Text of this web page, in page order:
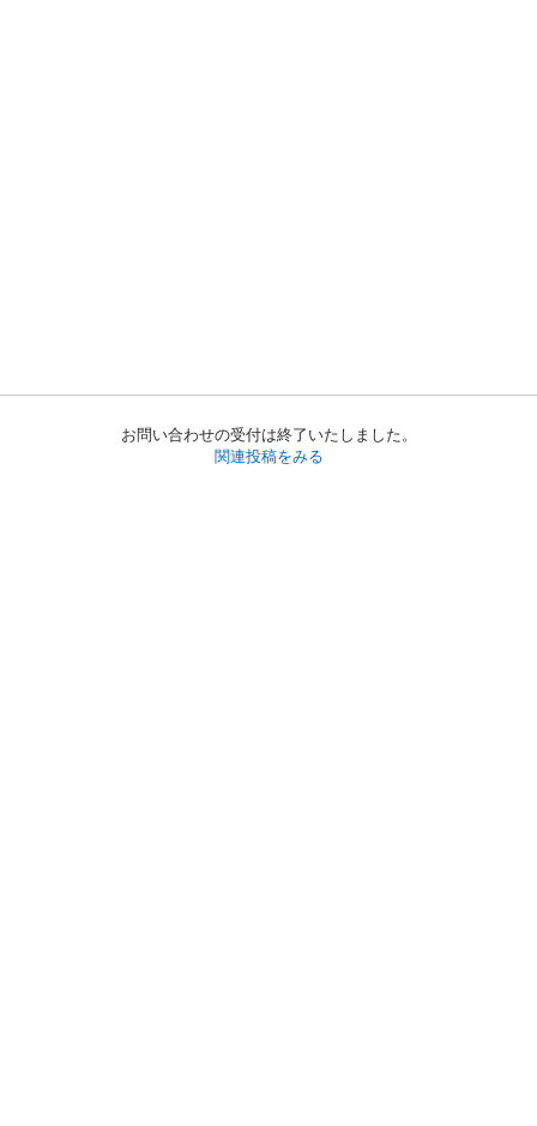
お問い合わせの受付は終了いたしました。
関連投稿をみる